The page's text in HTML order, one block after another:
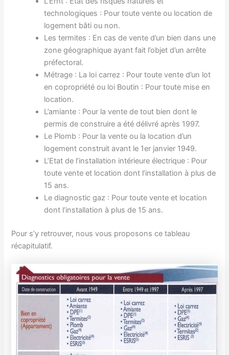
technologiques : Pour toute vente ou location de
logement bâti ou non.
Les termites : En cas de vente d’un bien dans une
zone géographique ayant fait l’objet d’un arrête
préfectoral.
Métrage : La loi carrez : Pour toute vente d’un lot
en copropriété ou loi Boutin : Pour toute mise en
location.
L’amiante : Pour la vente de tout bien dont le
permis de construire a été délivré après 1997.
Le Plomb : Pour la vente ou la location d’un
logement construit avant le 1er janvier 1949.
L’Etat de l’installation intérieure électrique : Pour
toute vente et location dont l’installation à plus de
15 ans.
Le diagnostic gaz : Pour toute vente et location
dont l’installation à plus de 15 ans.
Pour s’y retrouver, nous vous proposons ce tableau
récapitulatif.